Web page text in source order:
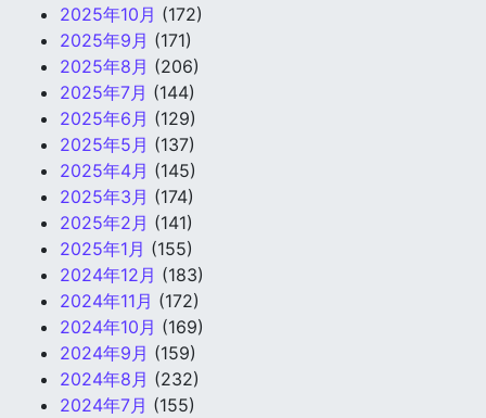
2025年10月 (172)
2025年9月 (171)
2025年8月 (206)
2025年7月 (144)
2025年6月 (129)
2025年5月 (137)
2025年4月 (145)
2025年3月 (174)
2025年2月 (141)
2025年1月 (155)
2024年12月 (183)
2024年11月 (172)
2024年10月 (169)
2024年9月 (159)
2024年8月 (232)
2024年7月 (155)